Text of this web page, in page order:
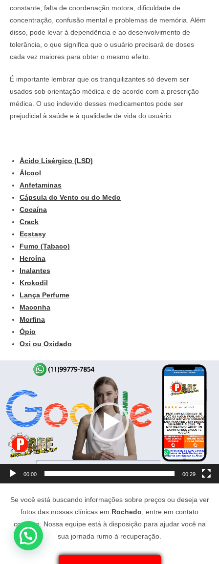
constante, falta de coordenação motora, dificuldade de
concentração, confusão mental e problemas de memória. Além
disso, pode levar à dependência e ao desenvolvimento de
tolerância, o que significa que o usuário precisará de doses
cada vez maiores para obter o mesmo efeito.
É importante lembrar que os tranquilizantes só devem ser
usados sob orientação médica e de acordo com a prescrição
médica. O uso indevido desses medicamentos pode ser
prejudicial à saúde e à qualidade de vida do usuário.
Ácido Lisérgico (LSD)
Álcool
Anfetaminas
Cápsula do Vento ou do Medo
Cocaína
Crack
Ecstasy
Fumo (Tabaco)
Heroína
Inalantes
Krokodil
Lança Perfume
Maconha
Morfina
Ópio
Oxi ou Oxidado
00:00 00:29
Se você está buscando informações sobre preços ou deseja ver
fotos das nossas clínicas em Rochedo , entre em contato
conosco. Nossa equipe está à disposição para ajudar você na
sua jornada rumo à recuperação.